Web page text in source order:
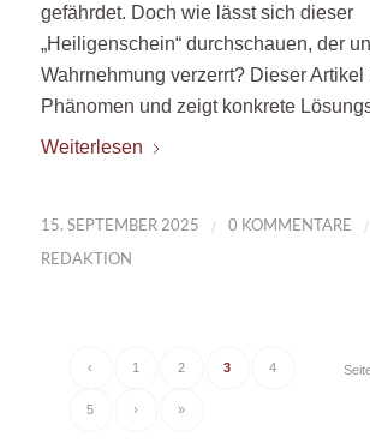
gefährdet. Doch wie lässt sich dieser
„Heiligenschein“ durchschauen, der
Wahrnehmung verzerrt? Dieser
Phänomen und zeigt konkrete
Weiterlesen
15. SEPTEMBER 2025 / 0 KOMMENTARE /
REDAKTION
‹ 1 2 3 4
5 › »